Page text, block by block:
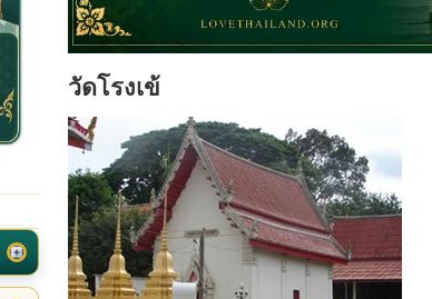
วัดโรงเข้